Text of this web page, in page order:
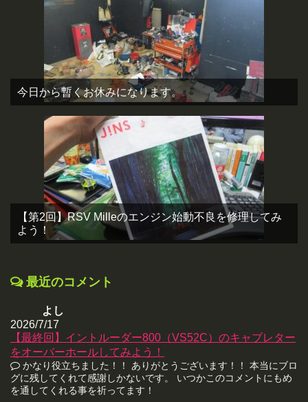
今日から暫くお休みになります。
【第2回】RSV Milleのエンジン始動不良を修理してみ
よう！
最近のコメント
よし
2026/7/17
【最終回】イントルーダー800（VS52C）のキャブレター
をオーバーホールしてみよう！
かなり役立ちました！！ ありがとうございます！！ 本当にブロ
グに残してくれて感謝しかないです。 いつかこのコメントにもめ
を通してくれる事を祈ってます！